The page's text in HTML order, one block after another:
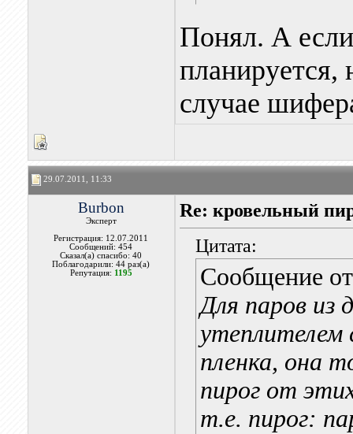
Понял. А
планируется,
случае
29.07.2011, 11:33
Burbon
Эксперт
Регистрация: 12.07.2011
Сообщений: 454
Сказал(а) спасибо: 40
Поблагодарили: 44 раз(а)
Репутация: 1195
Re: кровельный
Цитата:
Сообщение
Для паров из
утеплителем
пленка, она
пирог от
т.е. пирог: